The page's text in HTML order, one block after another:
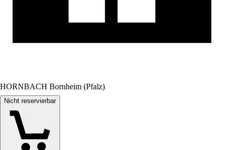
HORNBACH Bornheim (Pfalz)
Nicht reservierbar